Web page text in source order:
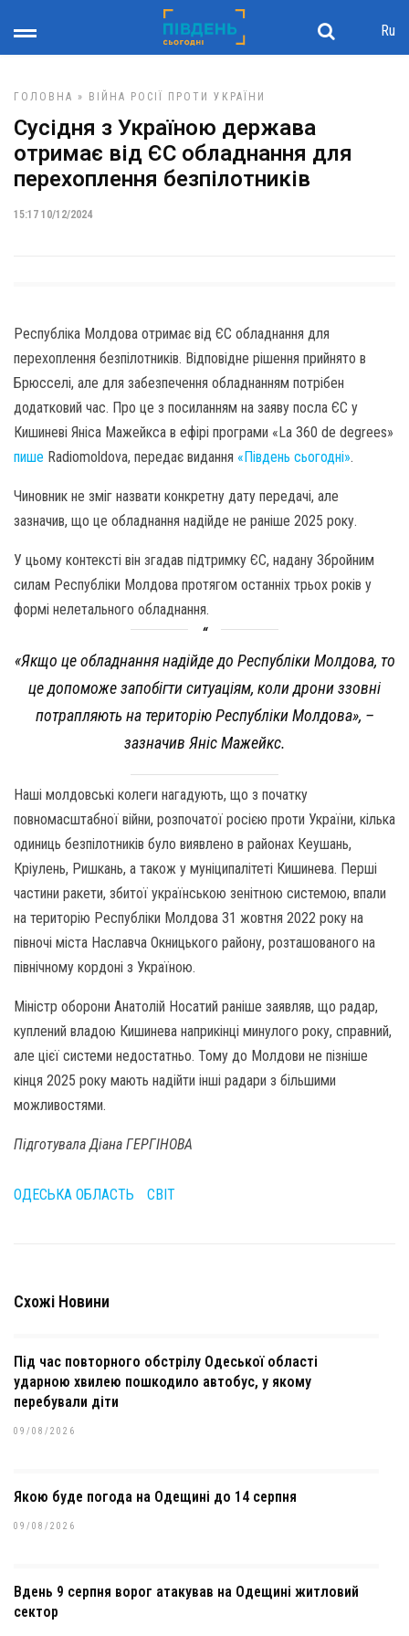
Ru
ГОЛОВНА » ВІЙНА РОСІЇ ПРОТИ УКРАЇНИ
Сусідня з Україною держава
отримає від ЄС обладнання для
перехоплення безпілотників
15:17 10/12/2024
Республіка Молдова отримає від ЄС обладнання для
перехоплення безпілотників. Відповідне рішення прийнято в
Брюсселі, але для забезпечення обладнанням потрібен
додатковий час. Про це з посиланням на заяву посла ЄС у
Кишиневі Яніса Мажейкса в ефірі програми «La 360 de degrees»
пише Radiomoldova, передає видання «Південь сьогодні».
Чиновник не зміг назвати конкретну дату передачі, але
зазначив, що це обладнання надійде не раніше 2025 року.
У цьому контексті він згадав підтримку ЄС, надану Збройним
силам Республіки Молдова протягом останніх трьох років у
формі нелетального обладнання.
«Якщо це обладнання надійде до Республіки Молдова, то
це допоможе запобігти ситуаціям, коли дрони ззовні
потрапляють на територію Республіки Молдова», –
зазначив Яніс Мажейкс.
Наші молдовські колеги нагадують, що з початку
повномасштабної війни, розпочатої росією проти України, кілька
одиниць безпілотників було виявлено в районах Кеушань,
Кріулень, Ришкань, а також у муніципалітеті Кишинева. Перші
частини ракети, збитої українською зенітною системою, впали
на територію Республіки Молдова 31 жовтня 2022 року на
півночі міста Наславча Окницького району, розташованого на
північному кордоні з Україною.
Міністр оборони Анатолій Носатий раніше заявляв, що радар,
куплений владою Кишинева наприкінці минулого року, справний,
але цієї системи недостатньо. Тому до Молдови не пізніше
кінця 2025 року мають надійти інші радари з більшими
можливостями.
Підготувала Діана ГЕРГІНОВА
ОДЕСЬКА ОБЛАСТЬ СВІТ
Схожі Новини
Під час повторного обстрілу Одеської області
ударною хвилею пошкодило автобус, у якому
перебували діти
09/08/2026
Якою буде погода на Одещині до 14 серпня
09/08/2026
Вдень 9 серпня ворог атакував на Одещині житловий
сектор